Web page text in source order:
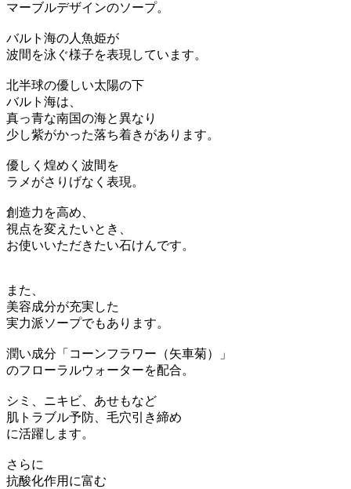
マーブルデザインのソープ。
バルト海の人魚姫が
波間を泳ぐ様子を表現しています。
北半球の優しい太陽の下
バルト海は、
真っ青な南国の海と異なり
少し紫がかった落ち着きがあります。
優しく煌めく波間を
ラメがさりげなく表現。
創造力を高め、
視点を変えたいとき、
お使いいただきたい石けんです。
また、
美容成分が充実した
実力派ソープでもあります。
潤い成分「コーンフラワー（矢車菊）」
のフローラルウォーターを配合。
シミ、ニキビ、あせもなど
肌トラブル予防、毛穴引き締め
に活躍します。
さらに
抗酸化作用に富む